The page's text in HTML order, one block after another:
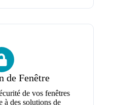
de Fenêtre
de vos fenêtres
à des solutions de